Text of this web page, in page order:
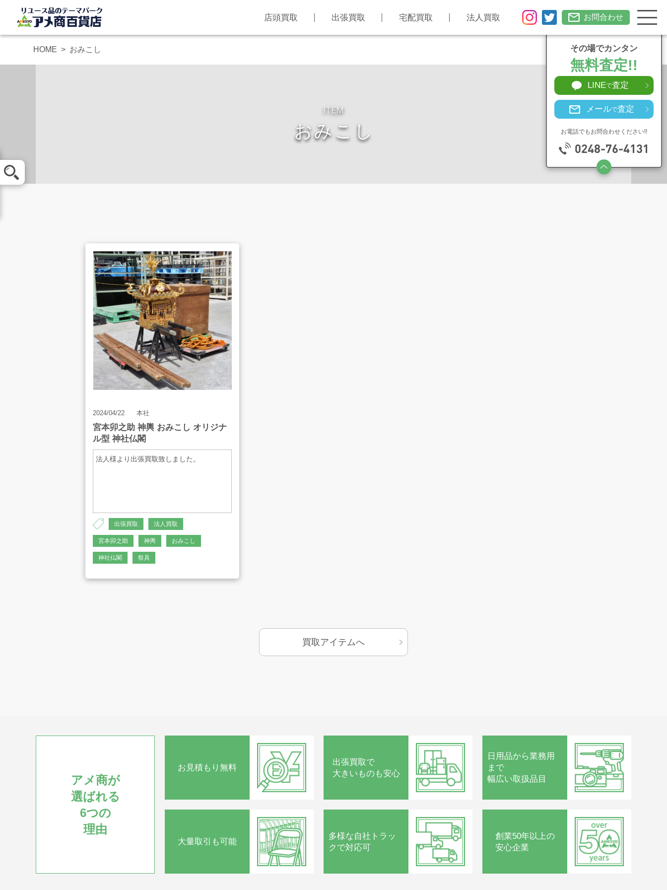
店頭買取 出張買取 宅配買取 法人買取 お問合わせ
お客様の声
店舗案内
お知らせ
お問合せ
プライバシーポリシー 古物営業法に基づく表示
その場でカンタン
無料査定!!
LINEで査定
メールで査定
お電話でもお問合わせください!!
0248-76-4131
HOME おみこし
ITEM
おみこし
2024/04/22 本社
宮本卯之助 神輿 おみこし オリジナ
ル型 神社仏閣
法人様より出張買取致しました。
出張買取 法人買取
宮本卯之助 神輿 おみこし
神社仏閣 祭具
買取アイテムへ
アメ商が
選ばれる
6つの
理由
お見積もり無料
出張買取で
大きいものも安心
日用品から業務用
まで
幅広い取扱品目
大量取引も可能
多様な自社トラッ
クで対応可
創業50年以上の
安心企業